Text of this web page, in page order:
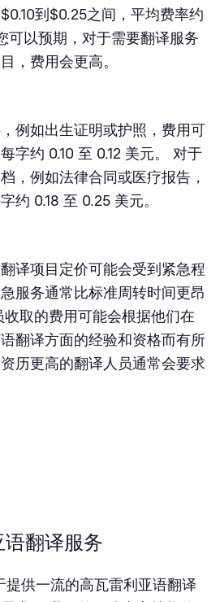
到$0.25之间，平均费率约
可以预期，对于需要翻译服务
，费用会更高。
例如出生证明或护照，费用可
字约 0.10 至 0.12 美元。 对于
，例如法律合同或医疗报告，
约 0.18 至 0.25 美元。
译项目定价可能会受到紧急程
服务通常比标准周转时间更昂
取的费用可能会根据他们在
翻译方面的经验和资格而有所
历更高的翻译人员通常会要求
翻译服务
提供一流的高瓦雷利亚语翻译